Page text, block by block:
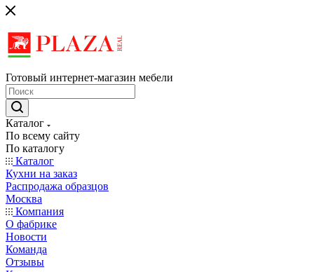
Готовый интернет-магазин мебели
Каталог
По всему сайту
По каталогу
Каталог
Кухни на заказ
Распродажа образцов
Москва
Компания
О фабрике
Новости
Команда
Отзывы